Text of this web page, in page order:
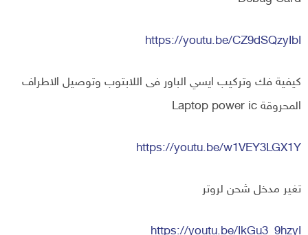
https://youtu.be/CZ9dSQzyIbI
كيفية فك وتركيب ايسي الباور فى اللابتوب وتوصيل الاطراف
المحروقة Laptop power ic
https://youtu.be/w1VEY3LGX1Y
تغير مدخل شحن لروتر
https://youtu.be/IkGu3_9hzyI